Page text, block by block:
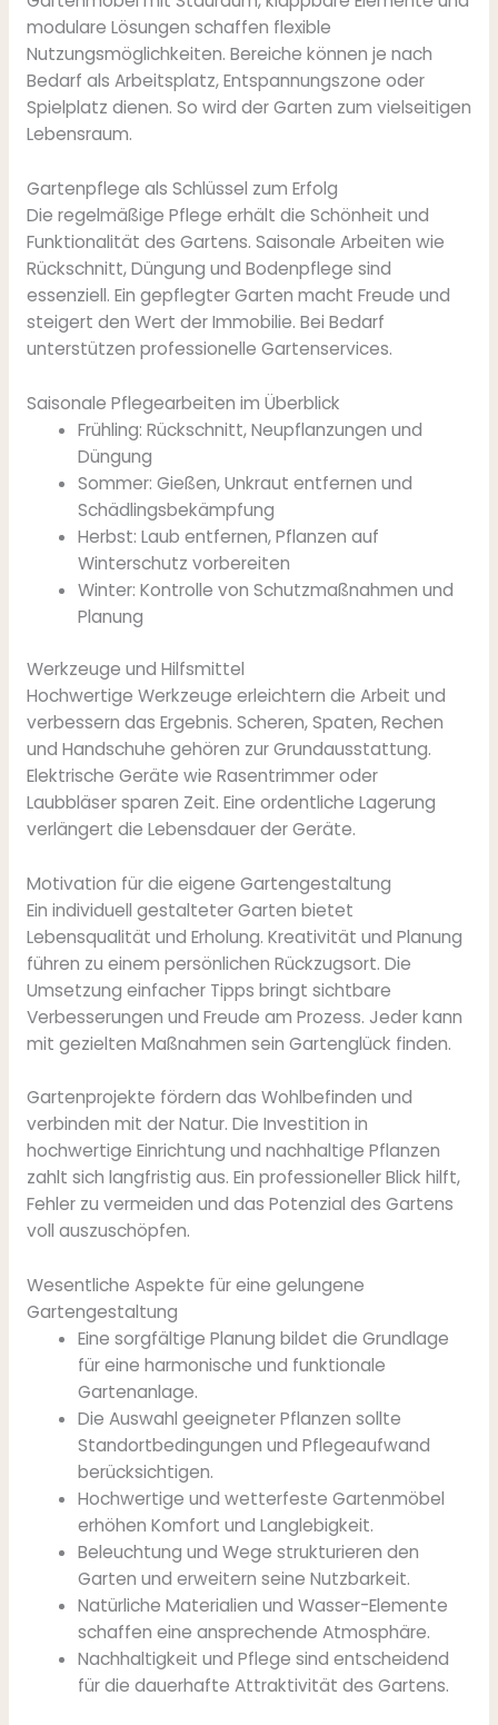
modulare Lösungen schaffen flexible
Nutzungsmöglichkeiten. Bereiche können je nach
Bedarf als Arbeitsplatz, Entspannungszone oder
Spielplatz dienen. So wird der Garten zum vielseitigen
Lebensraum.
Gartenpflege als Schlüssel zum Erfolg
Die regelmäßige Pflege erhält die Schönheit und
Funktionalität des Gartens. Saisonale Arbeiten wie
Rückschnitt, Düngung und Bodenpflege sind
essenziell. Ein gepflegter Garten macht Freude und
steigert den Wert der Immobilie. Bei Bedarf
unterstützen professionelle Gartenservices.
Saisonale Pflegearbeiten im Überblick
Frühling: Rückschnitt, Neupflanzungen und
Düngung
Sommer: Gießen, Unkraut entfernen und
Schädlingsbekämpfung
Herbst: Laub entfernen, Pflanzen auf
Winterschutz vorbereiten
Winter: Kontrolle von Schutzmaßnahmen und
Planung
Werkzeuge und Hilfsmittel
Hochwertige Werkzeuge erleichtern die Arbeit und
verbessern das Ergebnis. Scheren, Spaten, Rechen
und Handschuhe gehören zur Grundausstattung.
Elektrische Geräte wie Rasentrimmer oder
Laubbläser sparen Zeit. Eine ordentliche Lagerung
verlängert die Lebensdauer der Geräte.
Motivation für die eigene Gartengestaltung
Ein individuell gestalteter Garten bietet
Lebensqualität und Erholung. Kreativität und Planung
führen zu einem persönlichen Rückzugsort. Die
Umsetzung einfacher Tipps bringt sichtbare
Verbesserungen und Freude am Prozess. Jeder kann
mit gezielten Maßnahmen sein Gartenglück finden.
Gartenprojekte fördern das Wohlbefinden und
verbinden mit der Natur. Die Investition in
hochwertige Einrichtung und nachhaltige Pflanzen
zahlt sich langfristig aus. Ein professioneller Blick hilft,
Fehler zu vermeiden und das Potenzial des Gartens
voll auszuschöpfen.
Wesentliche Aspekte für eine gelungene
Gartengestaltung
Eine sorgfältige Planung bildet die Grundlage
für eine harmonische und funktionale
Gartenanlage.
Die Auswahl geeigneter Pflanzen sollte
Standortbedingungen und Pflegeaufwand
berücksichtigen.
Hochwertige und wetterfeste Gartenmöbel
erhöhen Komfort und Langlebigkeit.
Beleuchtung und Wege strukturieren den
Garten und erweitern seine Nutzbarkeit.
Natürliche Materialien und Wasser-Elemente
schaffen eine ansprechende Atmosphäre.
Nachhaltigkeit und Pflege sind entscheidend
für die dauerhafte Attraktivität des Gartens.